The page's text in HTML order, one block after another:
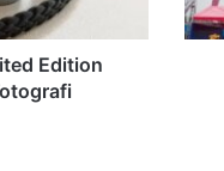
Edition